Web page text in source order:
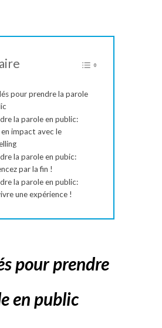
pour prendre la parole
la parole en public:
en impact avec le
la parole en pubic:
par la fin !
la parole en public:
une expérience !
pour prendre
en public